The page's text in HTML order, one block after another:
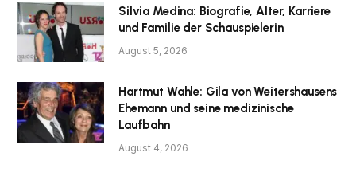
Silvia Medina: Biografie, Alter, Karriere
und Familie der Schauspielerin
August 5, 2026
Hartmut Wahle: Gila von Weitershausens
Ehemann und seine medizinische
Laufbahn
August 4, 2026